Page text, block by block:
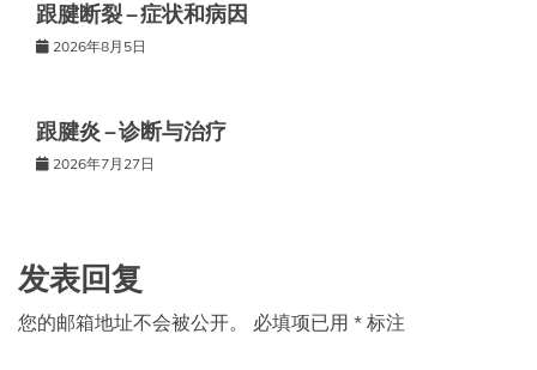
跟腱断裂 – 症状和病因
2026年8月5日
跟腱炎 – 诊断与治疗
2026年7月27日
发表回复
您的邮箱地址不会被公开。 必填项已用 * 标注